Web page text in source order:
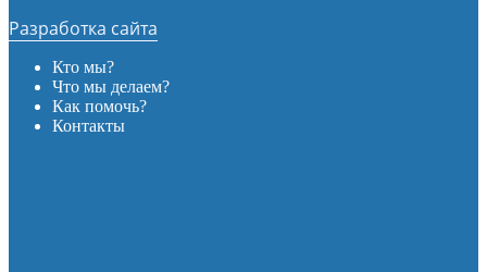
Разработка сайта
Кто мы?
Что мы делаем?
Как помочь?
Контакты